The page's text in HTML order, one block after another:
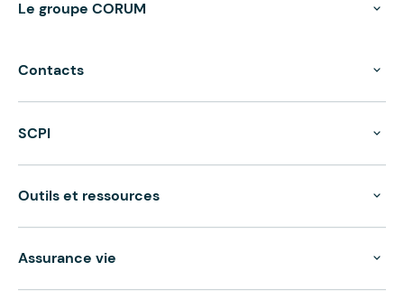
Le groupe CORUM
Contacts
SCPI
Outils et ressources
Assurance vie